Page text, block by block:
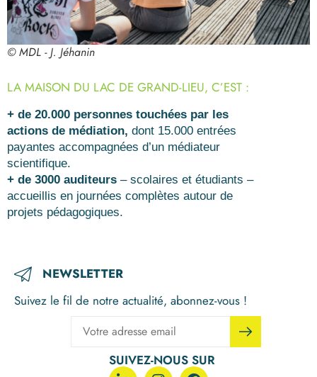
© MDL - J. Jéhanin
LA MAISON DU LAC DE GRAND-LIEU, C’EST :
+ de 20.000 personnes touchées par les
actions de médiation, dont 15.000 entrées
payantes accompagnées d’un médiateur
scientifique.
+ de 3000 auditeurs – scolaires et étudiants –
accueillis en journées complètes autour de
projets pédagogiques.
NEWSLETTER
Suivez le fil de notre actualité, abonnez-vous !
SUIVEZ-NOUS SUR